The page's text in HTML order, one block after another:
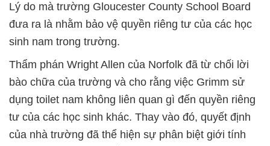
Lý do mà trường Gloucester County School Board
đưa ra là nhằm bảo vệ quyền riêng tư của các học
sinh nam trong trường.
Thẩm phán Wright Allen của Norfolk đã từ chối lời
bào chữa của trường và cho rằng việc Grimm sử
dụng toilet nam không liên quan gì đến quyền riêng
tư của các học sinh khác. Thay vào đó, quyết định
của nhà trường đã thể hiện sự phân biệt giới tính